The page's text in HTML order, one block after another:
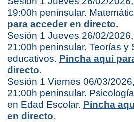
19:00h peninsular.
para acceder en directo.
Sesión 1 Jueves 26/02/
21:00h peninsular. Teorías y
educativos. Pincha aquí
directo.
Sesión 1 Viernes 06/03/
21:00h peninsular.
en Edad Escolar. Pincha
en directo.